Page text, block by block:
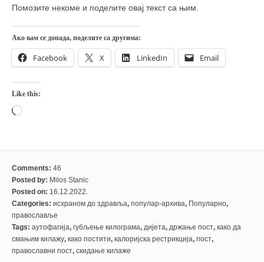
Помозите некоме и поделите овај текст са њим.
Ако вам се допада, поделите са другима:
Facebook X LinkedIn Email
Like this:
Loading…
Comments: 46
Posted by: Milos Stanic
Posted on: 16.12.2022.
Categories: исхраном до здравља, популар-архива, Популарно,
православље
Tags: аутофагија, губљење килограма, дијета, држање пост, како да
смањим килажу, како постити, калоријска рестрикција, пост,
православни пост, скидање килаже